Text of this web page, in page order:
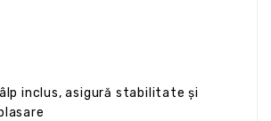
inclus, asigură stabilitate și